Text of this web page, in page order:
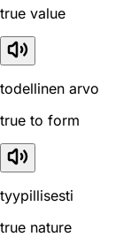
true value
todellinen arvo
true to form
tyypillisesti
true nature